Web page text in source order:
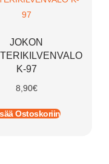
JOKON
K-97
8,90€
Ostoskoriin